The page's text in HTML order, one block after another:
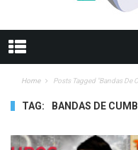
Home Posts Tagged "bandas De
TAG: BANDAS DE